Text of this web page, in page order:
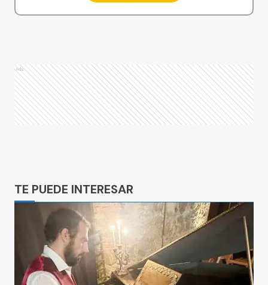
Ads
TE PUEDE INTERESAR